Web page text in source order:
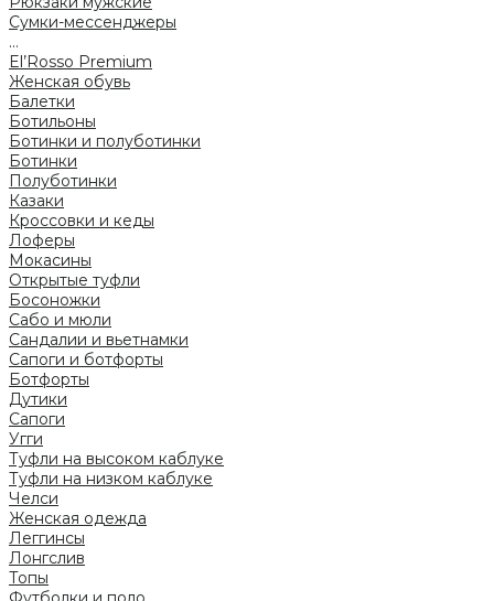
Сумки-мессенджеры
...
El’Rosso Premium
Женская обувь
Балетки
Ботильоны
Ботинки и полуботинки
Ботинки
Полуботинки
Казаки
Кроссовки и кеды
Лоферы
Мокасины
Открытые туфли
Босоножки
Сабо и мюли
Сандалии и вьетнамки
Сапоги и ботфорты
Ботфорты
Дутики
Сапоги
Угги
Туфли на высоком каблуке
Туфли на низком каблуке
Челси
Женская одежда
Леггинсы
Лонгслив
Топы